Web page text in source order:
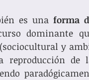
es una forma
dominante
y
de